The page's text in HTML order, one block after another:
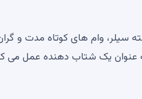
سیلر، وام های کوتاه مدت و
عنوان یک شتاب دهنده عمل می